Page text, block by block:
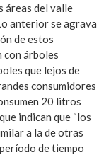
áreas del valle
anterior se agrava
de estos
con árboles
que lejos de
consumidores
20 litros
indican que “los
a la de otras
de tiempo